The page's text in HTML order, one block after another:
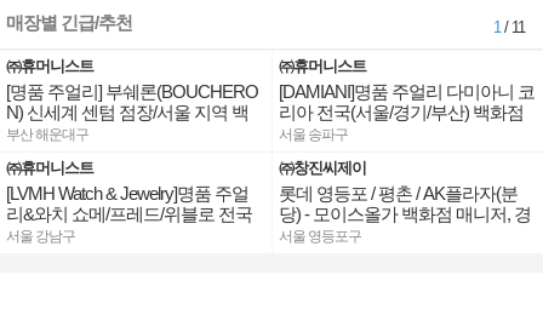
매장별 긴급/추천 1/ 11
㈜휴머니스트
[명품 주얼리] 부쉐론(BOUCHERO
N) 신세계 센텀 점장/서울 지역 백
화점 판매사원 채용
부산 해운대구
㈜휴머니스트
[LVMH Watch & Jewelry]명품 주얼
리&와치 쇼메/프레드/위블로 전국
점장/부점장/판매사원 채용
서울 강남구
㈜휴머니스트
[DAMIANI]명품 주얼리 다미아니 코
리아 전국(서울/경기/부산) 백화점
부점장/판매사원 채용
서울 송파구
㈜창진씨제이
롯데 영등포 / 평촌 / AK플라자(분
당) - 모이스올가 백화점 매니저, 경
력 및 신입 판매직 채용
서울 영등포구